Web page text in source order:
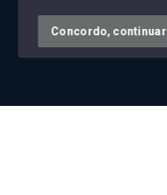
SITE PARA IMOBILIARIA
Concordo, continuar